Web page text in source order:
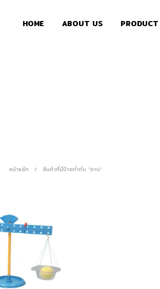
HOME ABOUT US PRODUCT
หน้าหลัก / สินค้าที่มีป้ายกำกับ “คาน”